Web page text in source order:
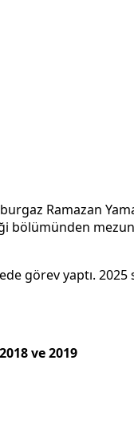
Ramazan
bölümünden
görev yaptı. 2025
ve 2019